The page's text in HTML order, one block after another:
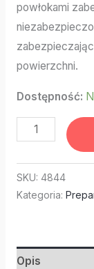
powłokami
powierzchni.
Dostępność:
SKU: 4844
Kategoria:
Opis